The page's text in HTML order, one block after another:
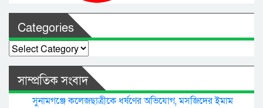
Categories
Categories
সাম্প্রতিক সংবাদ
সুনামগঞ্জে কলেজছাত্রীকে ধর্ষণের অভিযোগ, মসজিদের ইমাম